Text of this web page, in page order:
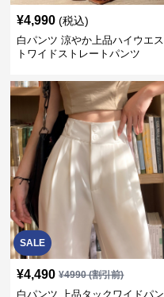
¥4,990 (税込)
白パンツ 涼やか上品ハイウエス
トワイドストレートパンツ
SALE
¥4,490 ¥4990(割引前)
白パンツ 上品タックワイドパン